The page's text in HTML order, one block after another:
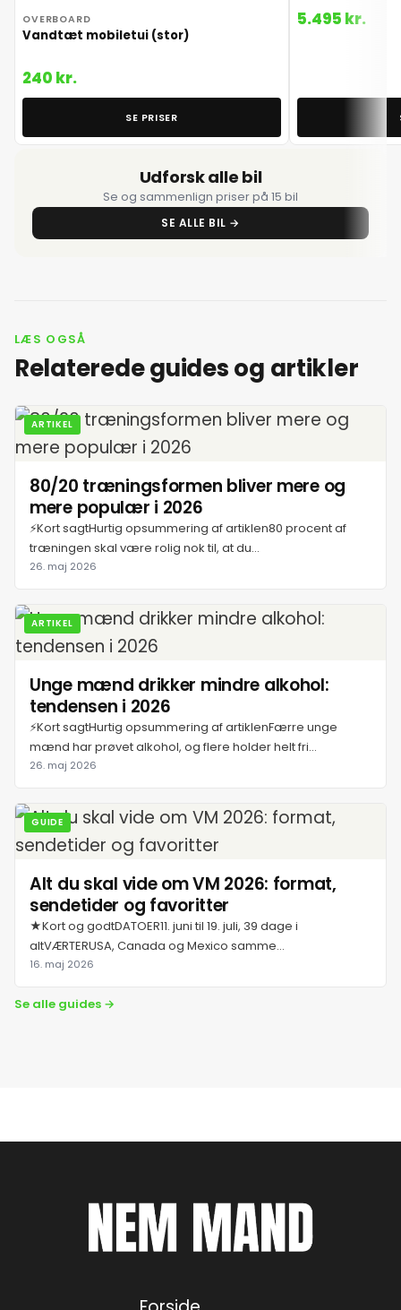
OVERBOARD
Vandtæt mobiletui (stor)
240 kr.
SE PRISER
5.495 kr.
Udforsk alle bil
Se og sammenlign priser på 15 bil
SE ALLE BIL →
LÆS OGSÅ
Relaterede guides og artikler
ARTIKEL
80/20 træningsformen bliver mere og
mere populær i 2026
⚡Kort sagtHurtig opsummering af artiklen80 procent af
træningen skal være rolig nok til, at du...
26. maj 2026
ARTIKEL
Unge mænd drikker mindre alkohol:
tendensen i 2026
⚡Kort sagtHurtig opsummering af artiklenFærre unge
mænd har prøvet alkohol, og flere holder helt fri...
26. maj 2026
GUIDE
Alt du skal vide om VM 2026: format,
sendetider og favoritter
★Kort og godtDATOER11. juni til 19. juli, 39 dage i
altVÆRTERUSA, Canada og Mexico samme...
16. maj 2026
Se alle guides →